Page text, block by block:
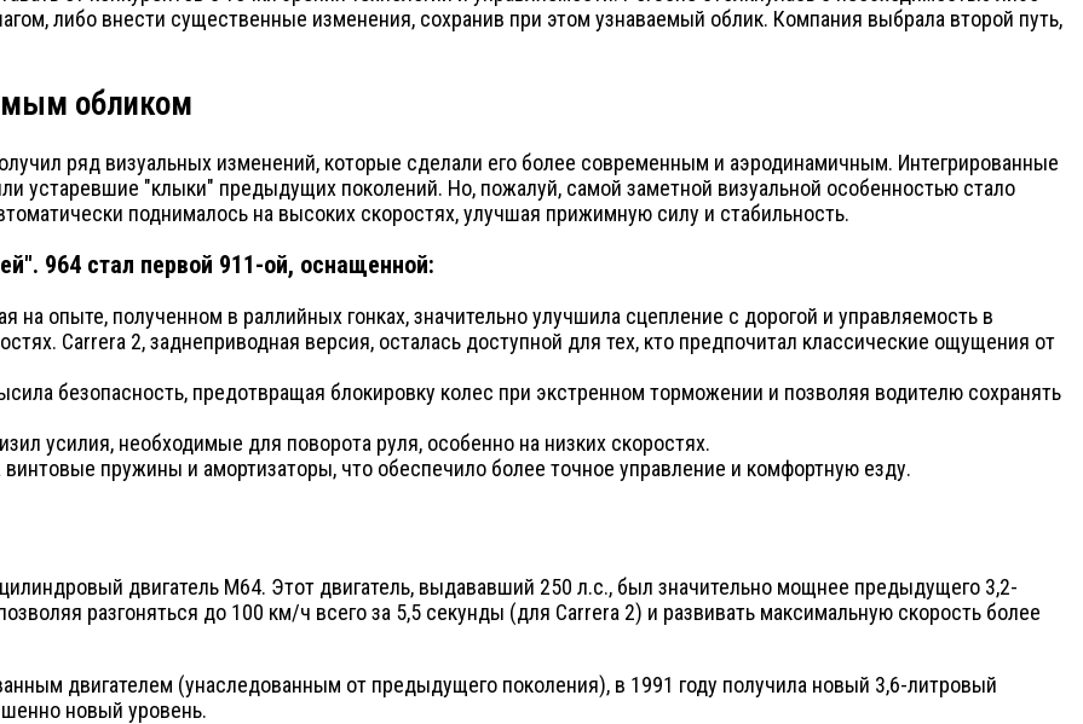
либо внести существенные изменения, сохранив при этом узнаваемый облик. Компания выбрала второй путь,
обликом
ряд визуальных изменений, которые сделали его более современным и аэродинамичным. Интегрированные
устаревшие "клыки" предыдущих поколений. Но, пожалуй, самой заметной визуальной особенностью стало
поднималось на высоких скоростях, улучшая прижимную силу и стабильность.
964 стал первой 911-ой, оснащенной:
опыте, полученном в раллийных гонках, значительно улучшила сцепление с дорогой и управляемость в
Carrera 2, заднеприводная версия, осталась доступной для тех, кто предпочитал классические ощущения от
безопасность, предотвращая блокировку колес при экстренном торможении и позволяя водителю сохранять
усилия, необходимые для поворота руля, особенно на низких скоростях.
пружины и амортизаторы, что обеспечило более точное управление и комфортную езду.
двигатель M64. Этот двигатель, выдававший 250 л.с., был значительно мощнее предыдущего 3,2-
разгоняться до 100 км/ч всего за 5,5 секунды (для Carrera 2) и развивать максимальную скорость более
двигателем (унаследованным от предыдущего поколения), в 1991 году получила новый 3,6-литровый
новый уровень.